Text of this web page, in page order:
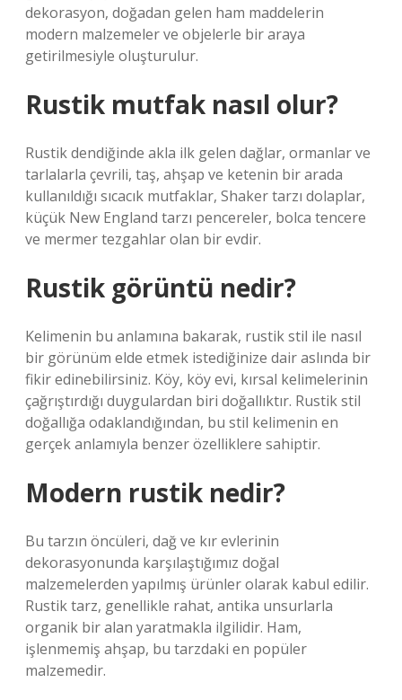
dekorasyon, doğadan gelen ham maddelerin
modern malzemeler ve objelerle bir araya
getirilmesiyle oluşturulur.
Rustik mutfak nasıl olur?
Rustik dendiğinde akla ilk gelen dağlar, ormanlar ve
tarlalarla çevrili, taş, ahşap ve ketenin bir arada
kullanıldığı sıcacık mutfaklar, Shaker tarzı dolaplar,
küçük New England tarzı pencereler, bolca tencere
ve mermer tezgahlar olan bir evdir.
Rustik görüntü nedir?
Kelimenin bu anlamına bakarak, rustik stil ile nasıl
bir görünüm elde etmek istediğinize dair aslında bir
fikir edinebilirsiniz. Köy, köy evi, kırsal kelimelerinin
çağrıştırdığı duygulardan biri doğallıktır. Rustik stil
doğallığa odaklandığından, bu stil kelimenin en
gerçek anlamıyla benzer özelliklere sahiptir.
Modern rustik nedir?
Bu tarzın öncüleri, dağ ve kır evlerinin
dekorasyonunda karşılaştığımız doğal
malzemelerden yapılmış ürünler olarak kabul edilir.
Rustik tarz, genellikle rahat, antika unsurlarla
organik bir alan yaratmakla ilgilidir. Ham,
işlenmemiş ahşap, bu tarzdaki en popüler
malzemedir.